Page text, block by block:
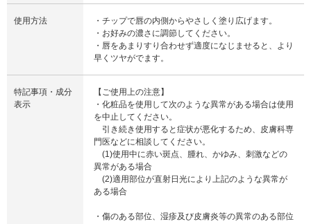
使用方法
・チップで唇の内側からやさしく塗り広げます。
・お好みの濃さに調節してください。
・唇をあまりすり合わせず適度になじませると、より
早くツヤがでます。
特記事項・成分
表示
【ご使用上の注意】
・化粧品を使用して次のような異常がある場合は使用
を中止してください。
引き続き使用すると症状が悪化するため、皮膚科専
門医などに相談してください。
(1)使用中に赤い斑点、腫れ、かゆみ、刺激などの
異常がある場合
(2)適用部位が直射日光により上記のような異常が
ある場合
・傷のある部位、湿疹及び皮膚炎等の異常のある部位